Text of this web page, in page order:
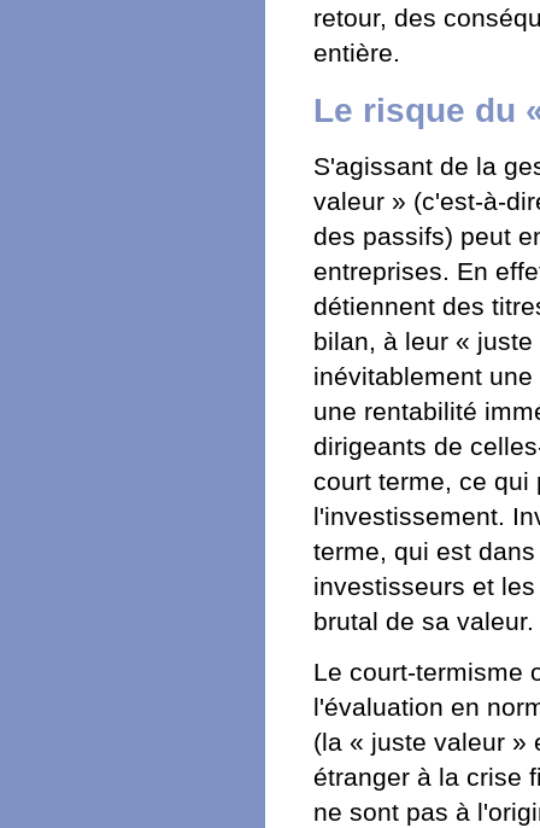
retour, des
entière.
Le risque du
S'agissant de la
valeur » (c'est-à-
des passifs) peut
entreprises. En
détiennent des
bilan, à leur «
inévitablement
une rentabilité
dirigeants de
court terme, ce qui
l'investissement.
terme, qui est
investisseurs et
brutal de sa valeur.
Le court-termisme
l'évaluation en
(la « juste valeur »
étranger à la crise
ne sont pas à